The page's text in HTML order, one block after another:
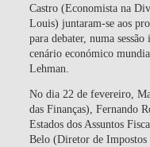
Castro (Economista na
Louis) juntaram-se aos
para debater, numa
cenário económico
Lehman.
No dia 22 de fevereiro,
das Finanças), Fernando
Estados dos Assuntos
Belo (Diretor de